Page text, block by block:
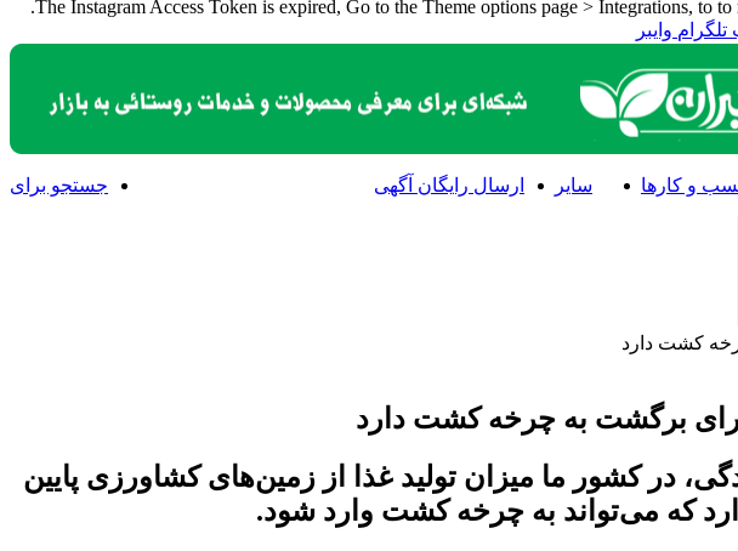
و کارها سایر ارسال رایگان آگهی جستجو برای
کشت دارد
برای برگشت به چرخه کشت دارد
در کشور ما میزان تولید غذا از زمین‌های کشاورزی پایین
که می‌تواند به چرخه کشت وارد شود.
The Instagram Access Token is expired, Go to the Theme options page > Integrations, to to
تلگرام وایبر